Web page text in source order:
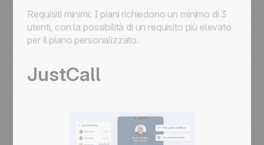
Requisiti minimi: I piani richiedono un minimo di 3
utenti, con la possibilità di un requisito più elevato
per il piano personalizzato.
JustCall